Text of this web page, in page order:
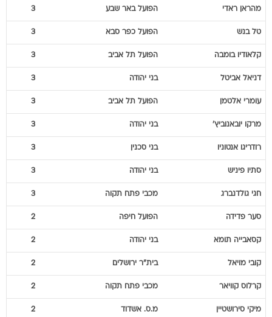
מהראן ראדי הפועל באר שבע 3
טל בנש הפועל כפר סבא 3
קלאודיו בומבה הפועל תל אביב 3
דניאל אביטל בני יהודה 3
עומרי אלטמן הפועל תל אביב 3
מרקו יובאנוביץ' בני יהודה 3
רודריגו אנטוניו בני סכנין 3
סתיו פיניש בני יהודה 3
חגי גולדנברג מכבי פתח תקוה 3
סער פדידה הפועל חיפה 2
קסאבייה תומא בני יהודה 2
קובי מויאל בית"ר ירושלים 2
קרלוס קוויאר מכבי פתח תקוה 2
מיקי סירושטיין מ.ס. אשדוד 2